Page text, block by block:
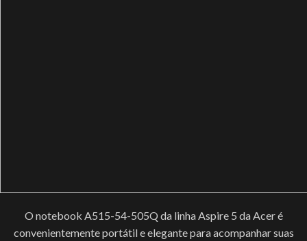
O notebook A515-54-505Q da linha Aspire 5 da Acer é
convenientemente portátil e elegante para acompanhar suas